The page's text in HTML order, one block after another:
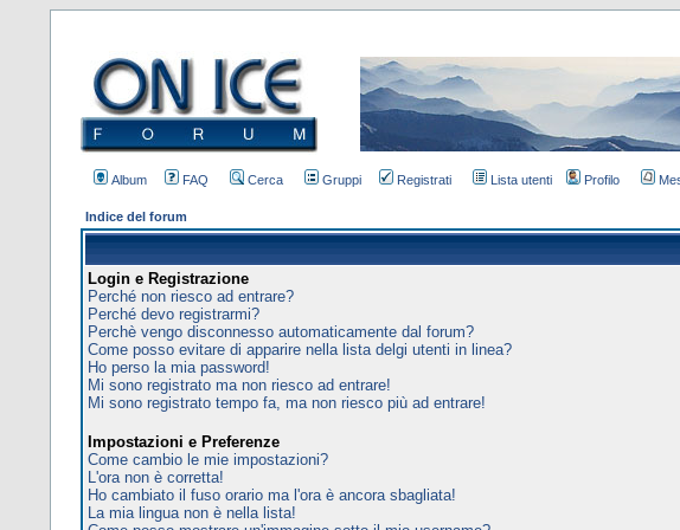
Album FAQ Cerca Gruppi Registrati Lista utenti Profilo
Indice del forum
Login e Registrazione
Perché non riesco ad entrare?
Perché devo registrarmi?
Perchè vengo disconnesso automaticamente dal forum?
Come posso evitare di apparire nella lista delgi utenti in linea?
Ho perso la mia password!
Mi sono registrato ma non riesco ad entrare!
Mi sono registrato tempo fa, ma non riesco più ad entrare!
Impostazioni e Preferenze
Come cambio le mie impostazioni?
L'ora non è corretta!
Ho cambiato il fuso orario ma l'ora è ancora sbagliata!
La mia lingua non è nella lista!